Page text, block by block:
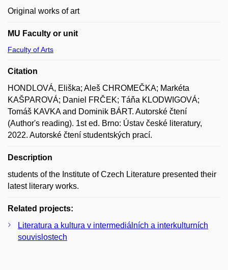
Original works of art
MU Faculty or unit
Faculty of Arts
Citation
HONDLOVÁ, Eliška; Aleš CHROMEČKA; Markéta
KAŠPAROVÁ; Daniel FRČEK; Táňa KLODWIGOVÁ;
Tomáš KAVKA and Dominik BÁRT. Autorské čtení
(Author's reading). 1st ed. Brno: Ústav české literatury,
2022. Autorské čtení studentských prací.
Description
students of the Institute of Czech Literature presented their
latest literary works.
Related projects:
Literatura a kultura v intermediálních a interkulturních
souvislostech